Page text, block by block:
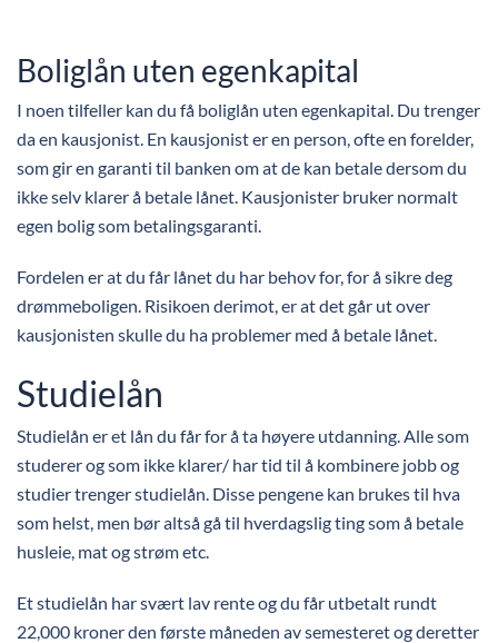
Boliglån uten egenkapital
I noen tilfeller kan du få boliglån uten egenkapital. Du trenger
da en kausjonist. En kausjonist er en person, ofte en forelder,
som gir en garanti til banken om at de kan betale dersom du
ikke selv klarer å betale lånet. Kausjonister bruker normalt
egen bolig som betalingsgaranti.
Fordelen er at du får lånet du har behov for, for å sikre deg
drømmeboligen. Risikoen derimot, er at det går ut over
kausjonisten skulle du ha problemer med å betale lånet.
Studielån
Studielån er et lån du får for å ta høyere utdanning. Alle som
studerer og som ikke klarer/ har tid til å kombinere jobb og
studier trenger studielån. Disse pengene kan brukes til hva
som helst, men bør altså gå til hverdagslig ting som å betale
husleie, mat og strøm etc.
Et studielån har svært lav rente og du får utbetalt rundt
22,000 kroner den første måneden av semesteret og deretter